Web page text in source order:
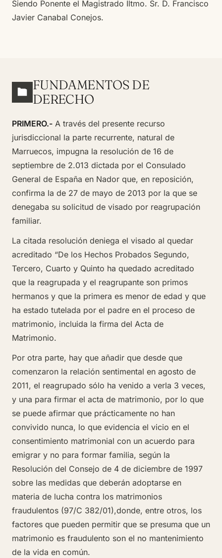
Siendo Ponente el Magistrado Iltmo. Sr. D. Francisco
Javier Canabal Conejos.
FUNDAMENTOS DE
DERECHO
PRIMERO.- A través del presente recurso
jurisdiccional la parte recurrente, natural de
Marruecos, impugna la resolución de 16 de
septiembre de 2.013 dictada por el Consulado
General de España en Nador que, en reposición,
confirma la de 27 de mayo de 2013 por la que se
denegaba su solicitud de visado por reagrupación
familiar.
La citada resolución deniega el visado al quedar
acreditado “De los Hechos Probados Segundo,
Tercero, Cuarto y Quinto ha quedado acreditado
que la reagrupada y el reagrupante son primos
hermanos y que la primera es menor de edad y que
ha estado tutelada por el padre en el proceso de
matrimonio, incluida la firma del Acta de
Matrimonio.
Por otra parte, hay que añadir que desde que
comenzaron la relación sentimental en agosto de
2011, el reagrupado sólo ha venido a verla 3 veces,
y una para firmar el acta de matrimonio, por lo que
se puede afirmar que prácticamente no han
convivido nunca, lo que evidencia el vicio en el
consentimiento matrimonial con un acuerdo para
emigrar y no para formar familia, según la
Resolución del Consejo de 4 de diciembre de 1997
sobre las medidas que deberán adoptarse en
materia de lucha contra los matrimonios
fraudulentos (97/C 382/01),donde, entre otros, los
factores que pueden permitir que se presuma que un
matrimonio es fraudulento son el no mantenimiento
de la vida en común.